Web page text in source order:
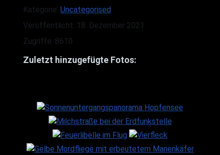
Kategorie: Uncategorised
Veröffentlicht: 18. Dezember 2021
Zugriffe: 8610
Zuletzt hinzugefügte Fotos: